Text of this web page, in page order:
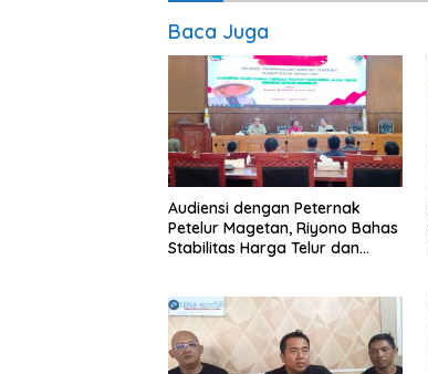
Baca Juga
Audiensi dengan Peternak
Petelur Magetan, Riyono Bahas
Stabilitas Harga Telur dan